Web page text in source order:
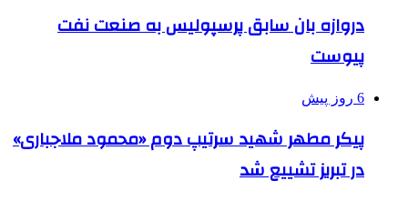
دروازه بان سابق پرسپولیس به صنعت نفت
پیوست
6 روز پیش
پیکر مطهر شهید سرتیپ دوم «محمود ملاجباری»
در تبریز تشییع شد